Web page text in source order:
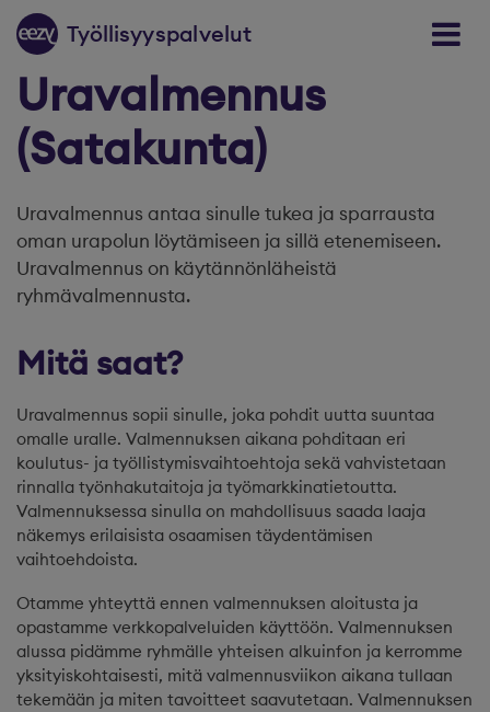
Siirry sisältöön
Työllisyyspalvelut
Uravalmennus
(Satakunta)
Uravalmennus antaa sinulle tukea ja sparrausta
oman urapolun löytämiseen ja sillä etenemiseen.
Uravalmennus on käytännönläheistä
ryhmävalmennusta.
Mitä saat?
Uravalmennus sopii sinulle, joka pohdit uutta suuntaa
omalle uralle. Valmennuksen aikana pohditaan eri
koulutus- ja työllistymisvaihtoehtoja sekä vahvistetaan
rinnalla työnhakutaitoja ja työmarkkinatietoutta.
Valmennuksessa sinulla on mahdollisuus saada laaja
näkemys erilaisista osaamisen täydentämisen
vaihtoehdoista.
Otamme yhteyttä ennen valmennuksen aloitusta ja
opastamme verkkopalveluiden käyttöön. Valmennuksen
alussa pidämme ryhmälle yhteisen alkuinfon ja kerromme
yksityiskohtaisesti, mitä valmennusviikon aikana tullaan
tekemään ja miten tavoitteet saavutetaan. Valmennuksen